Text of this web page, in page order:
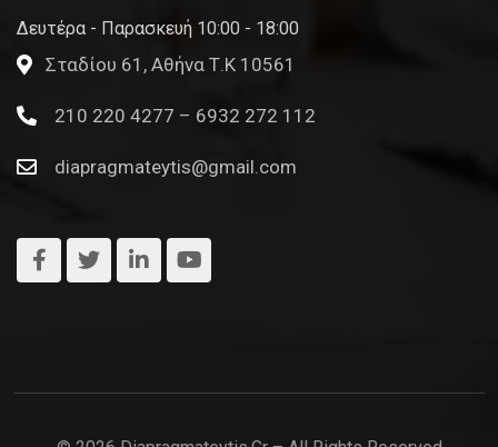
Δευτέρα - Παρασκευή 10:00 - 18:00
Σταδίου 61, Αθήνα Τ.Κ 10561
210 220 4277 – 6932 272 112
diapragmateytis@gmail.com